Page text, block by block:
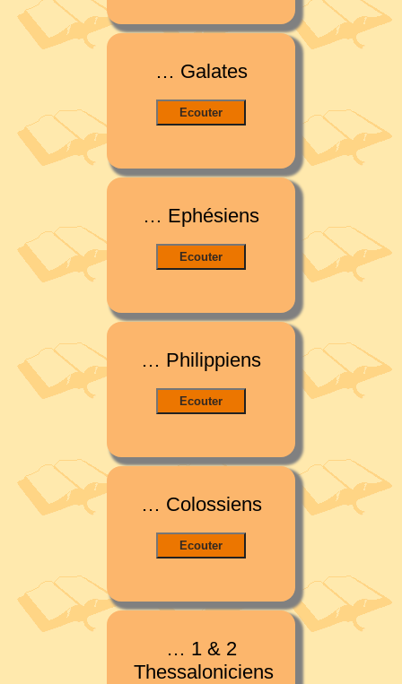
… Galates
… Ephésiens
… Philippiens
… Colossiens
… 1 & 2
Thessaloniciens